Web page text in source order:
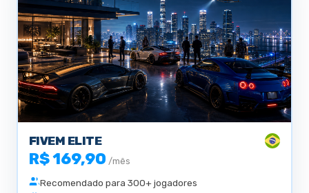
FIVEM ELITE
R$ 169,90 /mês
Recomendado para 300+ jogadores